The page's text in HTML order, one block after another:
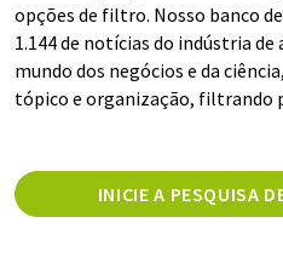
opções de filtro. Nosso banco
1.144 de notícias do indústria
mundo dos negócios e da
tópico e organização, filtrando
INICIE A PESQUISA